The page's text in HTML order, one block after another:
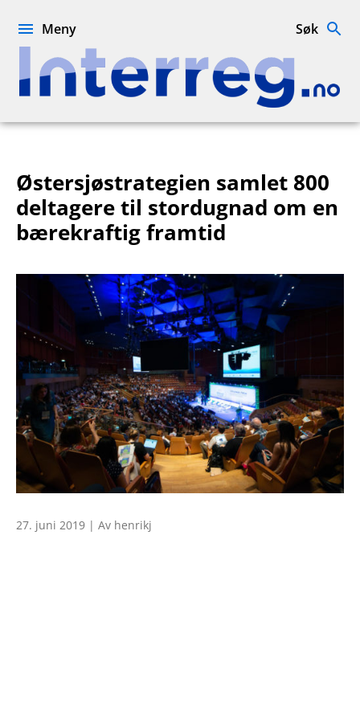
Interreg.no
Meny Søk
Østersjøstrategien samlet 800
deltagere til stordugnad om en
bærekraftig framtid
27. juni 2019 | Av henrikj